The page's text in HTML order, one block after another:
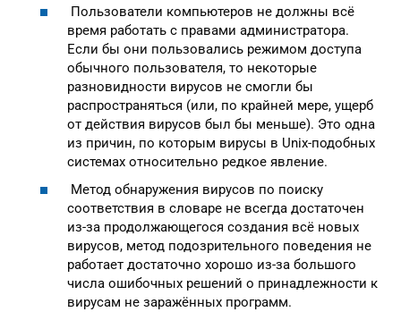
Пользователи компьютеров не должны всё
время работать с правами администратора.
Если бы они пользовались режимом доступа
обычного пользователя, то некоторые
разновидности вирусов не смогли бы
распространяться (или, по крайней мере, ущерб
от действия вирусов был бы меньше). Это одна
из причин, по которым вирусы в Unix-подобных
системах относительно редкое явление.
Метод обнаружения вирусов по поиску
соответствия в словаре не всегда достаточен
из-за продолжающегося создания всё новых
вирусов, метод подозрительного поведения не
работает достаточно хорошо из-за большого
числа ошибочных решений о принадлежности к
вирусам не заражённых программ.